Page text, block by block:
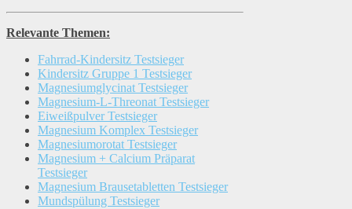
Relevante Themen:
Fahrrad-Kindersitz Testsieger
Kindersitz Gruppe 1 Testsieger
Magnesiumglycinat Testsieger
Magnesium-L-Threonat Testsieger
Eiweißpulver Testsieger
Magnesium Komplex Testsieger
Magnesiumorotat Testsieger
Magnesium + Calcium Präparat
Testsieger
Magnesium Brausetabletten Testsieger
Mundspülung Testsieger